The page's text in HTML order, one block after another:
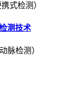
式检测）
测技术
脉检测）